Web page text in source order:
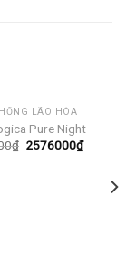
LÃO HÓA
Pure Night
₫ Giá
2576000₫Giá
hiện